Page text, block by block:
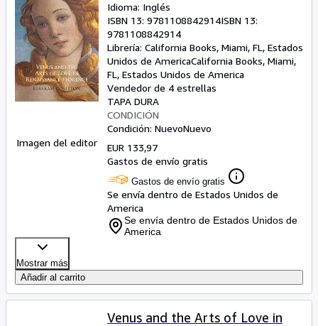
Imagen del editor
Idioma: Inglés
ISBN 13: 9781108842914ISBN 13:
9781108842914
Librería: California Books, Miami, FL, Estados
Unidos de AmericaCalifornia Books, Miami,
FL, Estados Unidos de America
Vendedor de 4 estrellas
TAPA DURA
CONDICIÓN
Condición: NuevoNuevo
EUR 133,97
Gastos de envío gratis
Gastos de envío gratis
Se envía dentro de Estados Unidos de
America
Se envía dentro de Estados Unidos de
America
Mostrar más
Añadir al carrito
Venus and the Arts of Love in